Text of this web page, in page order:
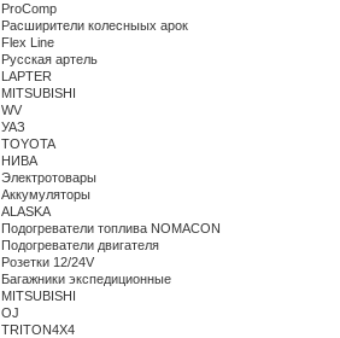
ProComp
Расширители колесныых арок
Flex Line
Русская артель
LAPTER
MITSUBISHI
WV
УАЗ
TOYOTA
НИВА
Электротовары
Аккумуляторы
ALASKA
Подогреватели топлива NOMACON
Подогреватели двигателя
Розетки 12/24V
Багажники экспедиционные
MITSUBISHI
OJ
TRITON4X4